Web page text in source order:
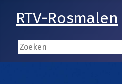
RTV-Rosmalen